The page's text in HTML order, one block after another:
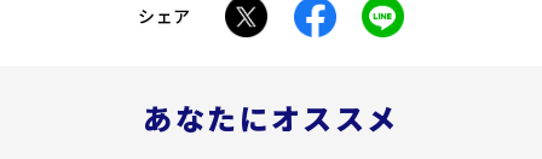
シェア
あなたにオススメ